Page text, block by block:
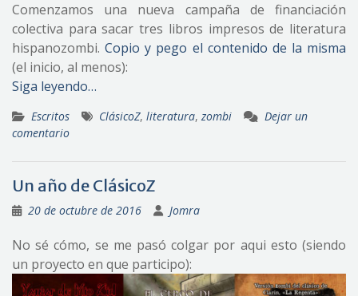
Comenzamos una nueva campaña de financiación
colectiva para sacar tres libros impresos de literatura
hispanozombi.Copio y pego el contenido de la misma
(el inicio, al menos):
Siga leyendo…
Escritos ClásicoZ, literatura,zombi
Dejar un
comentario
Un año de ClásicoZ
20 de octubre de 2016 Jomra
No sé cómo, se me pasó colgar por aqui esto (siendo
un proyecto en que participo):